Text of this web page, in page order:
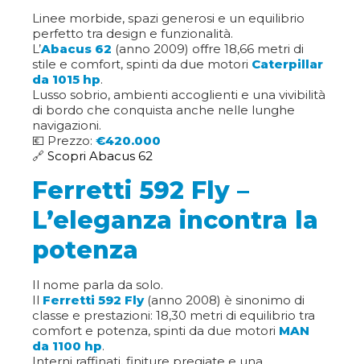
Linee morbide, spazi generosi e un equilibrio
perfetto tra design e funzionalità.
L’Abacus 62 (anno 2009) offre 18,66 metri di
stile e comfort, spinti da due motori Caterpillar
da 1015 hp.
Lusso sobrio, ambienti accoglienti e una vivibilità
di bordo che conquista anche nelle lunghe
navigazioni.
💶 Prezzo: €420.000
🔗 Scopri Abacus 62
Ferretti 592 Fly –
L’eleganza incontra la
potenza
Il nome parla da solo.
Il Ferretti 592 Fly(anno 2008) è sinonimo di
classe e prestazioni: 18,30 metri di equilibrio tra
comfort e potenza, spinti da due motori MAN
da 1100 hp.